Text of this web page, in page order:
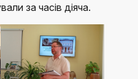
за часів діяча.